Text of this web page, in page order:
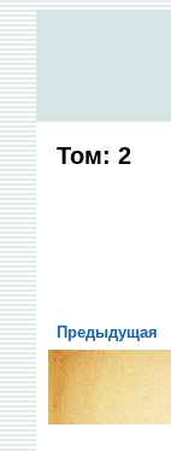
Том: 2
Предыдущая